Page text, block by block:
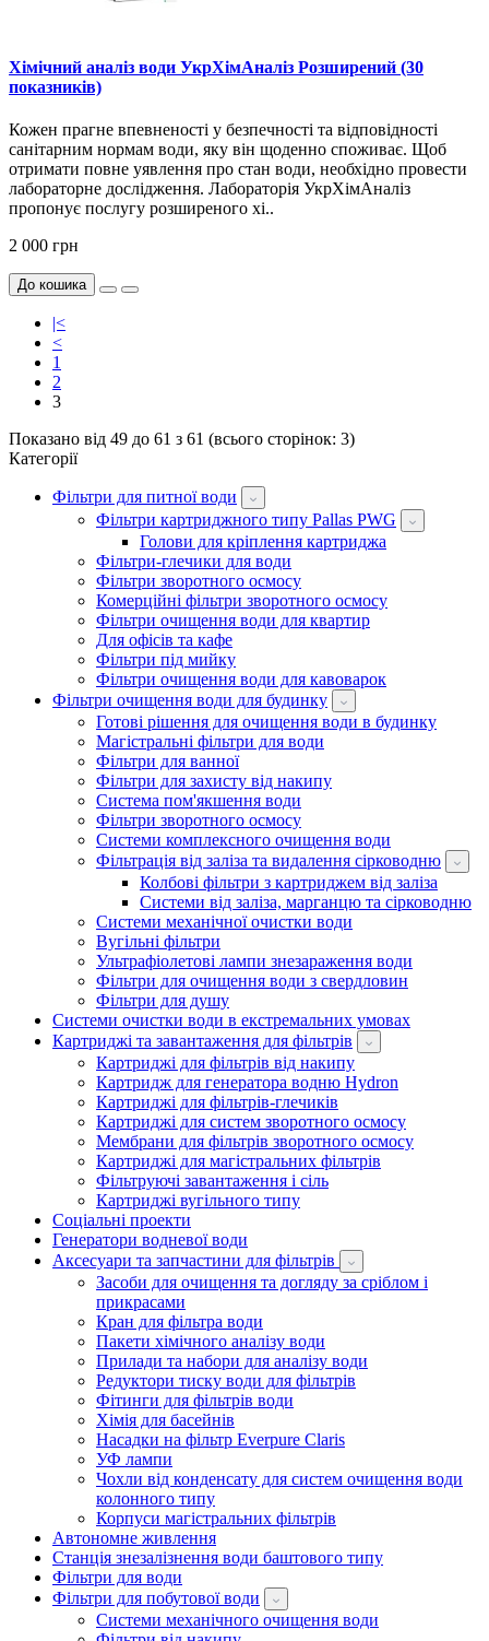
Хімічний аналіз води УкрХімАналіз Розширений (30
показників)
Кожен прагне впевненості у безпечності та відповідності
санітарним нормам води, яку він щоденно споживає. Щоб
отримати повне уявлення про стан води, необхідно провести
лабораторне дослідження. Лабораторія УкрХімАналіз
пропонує послугу розширеного хі..
2 000 грн
До кошика
|<
<
1
2
3
Показано від 49 до 61 з 61 (всього сторінок: 3)
Категорії
Фільтри для питної води
Фільтри картриджного типу Pallas PWG
Голови для кріплення картриджа
Фільтри-глечики для води
Фільтри зворотного осмосу
Комерційні фільтри зворотного осмосу
Фільтри очищення води для квартир
Для офісів та кафе
Фільтри під мийку
Фільтри очищення води для кавоварок
Фільтри очищення води для будинку
Готові рішення для очищення води в будинку
Магістральні фільтри для води
Фільтри для ванної
Фільтри для захисту від накипу
Система пом'якшення води
Фільтри зворотного осмосу
Системи комплексного очищення води
Фільтрація від заліза та видалення сірководню
Колбові фільтри з картриджем від заліза
Системи від заліза, марганцю та сірководню
Системи механічної очистки води
Вугільні фільтри
Ультрафіолетові лампи знезараження води
Фільтри для очищення води з свердловин
Фільтри для душу
Системи очистки води в екстремальних умовах
Картриджі та завантаження для фільтрів
Картриджі для фільтрів від накипу
Картридж для генератора водню Hydron
Картриджі для фільтрів-глечиків
Картриджі для систем зворотного осмосу
Мембрани для фільтрів зворотного осмосу
Картриджі для магістральних фільтрів
Фільтруючі завантаження і сіль
Картриджі вугільного типу
Соціальні проекти
Генератори водневої води
Аксесуари та запчастини для фільтрів
Засоби для очищення та догляду за сріблом і
прикрасами
Кран для фільтра води
Пакети хімічного аналізу води
Прилади та набори для аналізу води
Редуктори тиску води для фільтрів
Фітинги для фільтрів води
Хімія для басейнів
Насадки на фільтр Everpure Claris
УФ лампи
Чохли від конденсату для систем очищення води
колонного типу
Корпуси магістральних фільтрів
Автономне живлення
Станція знезалізнення води баштового типу
Фільтри для води
Фільтри для побутової води
Системи механічного очищення води